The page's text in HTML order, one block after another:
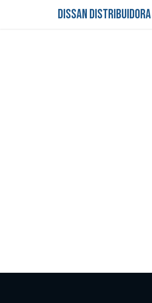
DISSAN DISTRIBUIDORA